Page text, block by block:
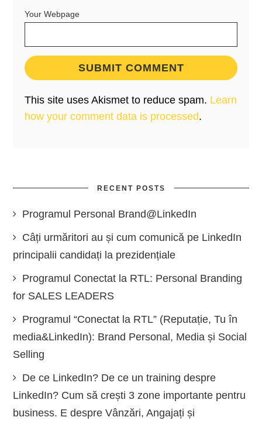
Your Webpage
This site uses Akismet to reduce spam. Learn
how your comment data is processed.
RECENT POSTS
Programul Personal Brand@LinkedIn
Câți urmăritori au și cum comunică pe LinkedIn
principalii candidați la prezidențiale
Programul Conectat la RTL: Personal Branding
for SALES LEADERS
Programul “Conectat la RTL” (Reputație, Tu în
media&LinkedIn): Brand Personal, Media și Social
Selling
De ce LinkedIn? De ce un training despre
LinkedIn? Cum să crești 3 zone importante pentru
business. E despre Vânzări, Angajați și